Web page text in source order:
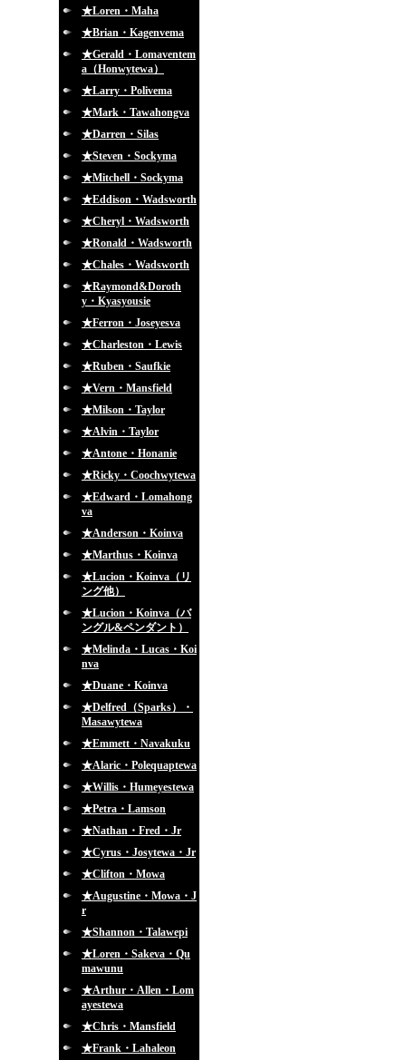
★Loren・Maha
★Brian・Kagenvema
★Gerald・Lomaventem
a（Honwytewa）
★Larry・Polivema
★Mark・Tawahongva
★Darren・Silas
★Steven・Sockyma
★Mitchell・Sockyma
★Eddison・Wadsworth
★Cheryl・Wadsworth
★Ronald・Wadsworth
★Chales・Wadsworth
★Raymond&Doroth
y・Kyasyousie
★Ferron・Joseyesva
★Charleston・Lewis
★Ruben・Saufkie
★Vern・Mansfield
★Milson・Taylor
★Alvin・Taylor
★Antone・Honanie
★Ricky・Coochwytewa
★Edward・Lomahong
va
★Anderson・Koinva
★Marthus・Koinva
★Lucion・Koinva（リ
ング他）
★Lucion・Koinva（バ
ングル&ペンダント）
★Melinda・Lucas・Koi
nva
★Duane・Koinva
★Delfred（Sparks）・
Masawytewa
★Emmett・Navakuku
★Alaric・Polequaptewa
★Willis・Humeyestewa
★Petra・Lamson
★Nathan・Fred・Jr
★Cyrus・Josytewa・Jr
★Clifton・Mowa
★Augustine・Mowa・J
r
★Shannon・Talawepi
★Loren・Sakeva・Qu
mawunu
★Arthur・Allen・Lom
ayestewa
★Chris・Mansfield
★Frank・Lahaleon